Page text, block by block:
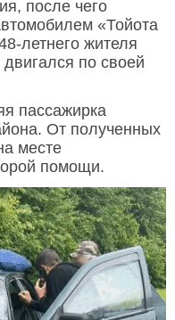
после чего
«Тойота
летнего жителя
по своей
пассажирка
От полученных
месте
помощи.